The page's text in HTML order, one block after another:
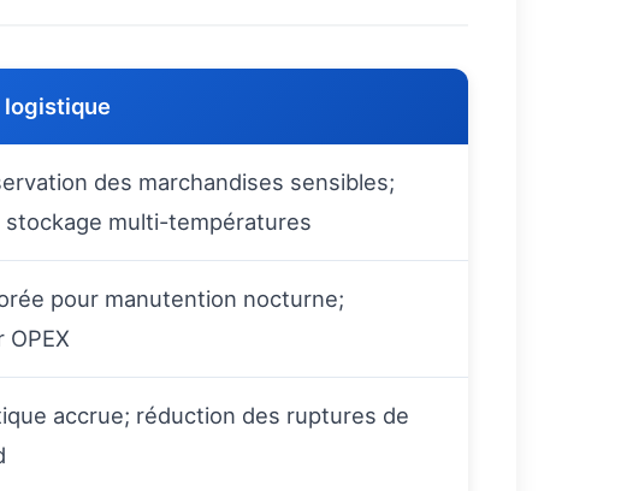
logistique
des marchandises sensibles;
stockage multi-températures
pour manutention nocturne;
accrue; réduction des ruptures de